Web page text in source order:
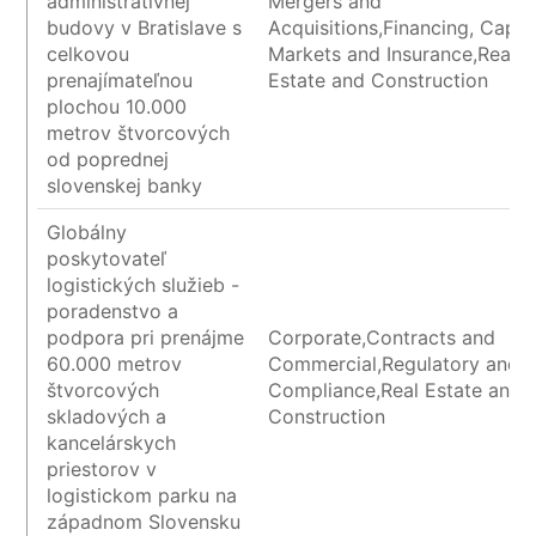
budovy v Bratislave s
celkovou
prenajímateľnou
plochou 10.000
metrov štvorcových
od poprednej
slovenskej banky
Acquisitions,Financing,
Markets and Insurance,Real
Estate and Construction
Globálny
poskytovateľ
logistických služieb -
poradenstvo a
podpora pri prenájme
60.000 metrov
štvorcových
skladových a
kancelárskych
priestorov v
logistickom parku na
západnom Slovensku
Corporate,Contracts and
Commercial,Regulatory and
Compliance,Real Estate and
Construction